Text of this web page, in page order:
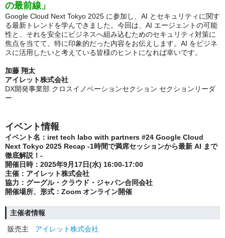
の最前線」
Google Cloud Next Tokyo 2025 に参加し、AI とセキュリティに関す
る最新トレンドを学んできました。今回は、AI エージェントの可能
性と、それを安全にビジネスへ組み込むためのセキュリティ対策に
焦点を当てて、特に印象的だった内容をお伝えします。AI をビジネ
スに活用したいと考えている皆様のヒントになれば幸いです。
加藤 翔太
アイレット株式会社
DX開発事業部 クロスイノベーションセクション セクションリーダ
ー
イベント情報
イベント名：iret tech labo with partners #24 Google Cloud
Next Tokyo 2025 Recap -1時間で満席セッションから最新 AI まで
徹底解説！-
開催日時：2025年9月17日(水) 16:00-17:00
主催 ：アイレット株式会社
協力 ：グーグル・クラウド・ジャパン合同会社
開催場所、形式 ：Zoom オンライン開催
主催者情報
販売主
アイレット株式会社